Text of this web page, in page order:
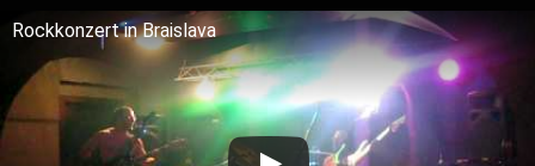
Rockkonzert in Braislava